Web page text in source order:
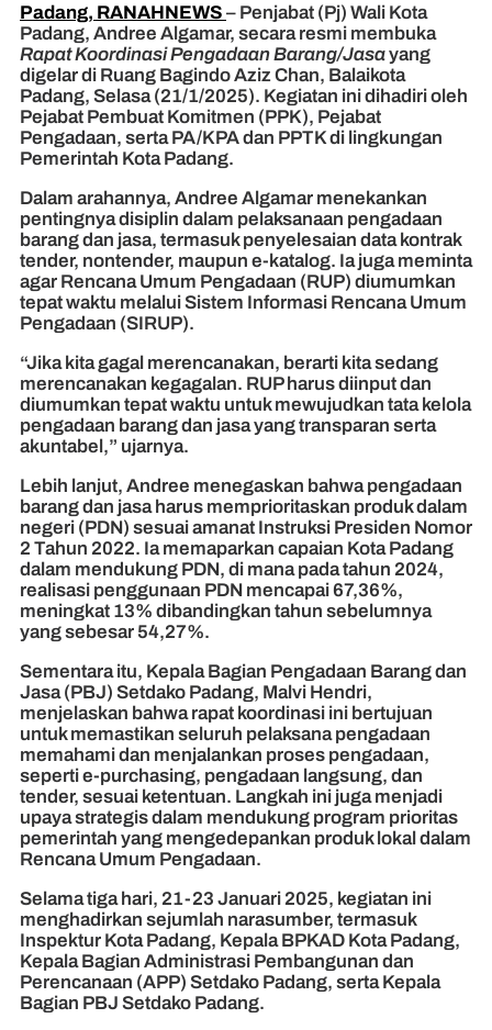
Padang, RANAHNEWS – Penjabat (Pj) Wali Kota
Padang, Andree Algamar, secara resmi membuka
Rapat Koordinasi Pengadaan Barang/Jasayang
digelar di Ruang Bagindo Aziz Chan, Balaikota
Padang, Selasa (21/1/2025). Kegiatan ini dihadiri oleh
Pejabat Pembuat Komitmen (PPK), Pejabat
Pengadaan, serta PA/KPA dan PPTK di lingkungan
Pemerintah Kota Padang.
Dalam arahannya, Andree Algamar menekankan
pentingnya disiplin dalam pelaksanaan pengadaan
barang dan jasa, termasuk penyelesaian data kontrak
tender, nontender, maupun e-katalog. Ia juga meminta
agar Rencana Umum Pengadaan (RUP) diumumkan
tepat waktu melalui Sistem Informasi Rencana Umum
Pengadaan (SIRUP).
“Jika kita gagal merencanakan, berarti kita sedang
merencanakan kegagalan. RUP harus diinput dan
diumumkan tepat waktu untuk mewujudkan tata kelola
pengadaan barang dan jasa yang transparan serta
akuntabel,” ujarnya.
Lebih lanjut, Andree menegaskan bahwa pengadaan
barang dan jasa harus memprioritaskan produk dalam
negeri (PDN) sesuai amanat Instruksi Presiden Nomor
2 Tahun 2022. Ia memaparkan capaian Kota Padang
dalam mendukung PDN, di mana pada tahun 2024,
realisasi penggunaan PDN mencapai 67,36%,
meningkat 13% dibandingkan tahun sebelumnya
yang sebesar 54,27%.
Sementara itu, Kepala Bagian Pengadaan Barang dan
Jasa (PBJ) Setdako Padang, Malvi Hendri,
menjelaskan bahwa rapat koordinasi ini bertujuan
untuk memastikan seluruh pelaksana pengadaan
memahami dan menjalankan proses pengadaan,
seperti e-purchasing, pengadaan langsung, dan
tender, sesuai ketentuan. Langkah ini juga menjadi
upaya strategis dalam mendukung program prioritas
pemerintah yang mengedepankan produk lokal dalam
Rencana Umum Pengadaan.
Selama tiga hari, 21-23 Januari 2025, kegiatan ini
menghadirkan sejumlah narasumber, termasuk
Inspektur Kota Padang, Kepala BPKAD Kota Padang,
Kepala Bagian Administrasi Pembangunan dan
Perencanaan (APP) Setdako Padang, serta Kepala
Bagian PBJ Setdako Padang.